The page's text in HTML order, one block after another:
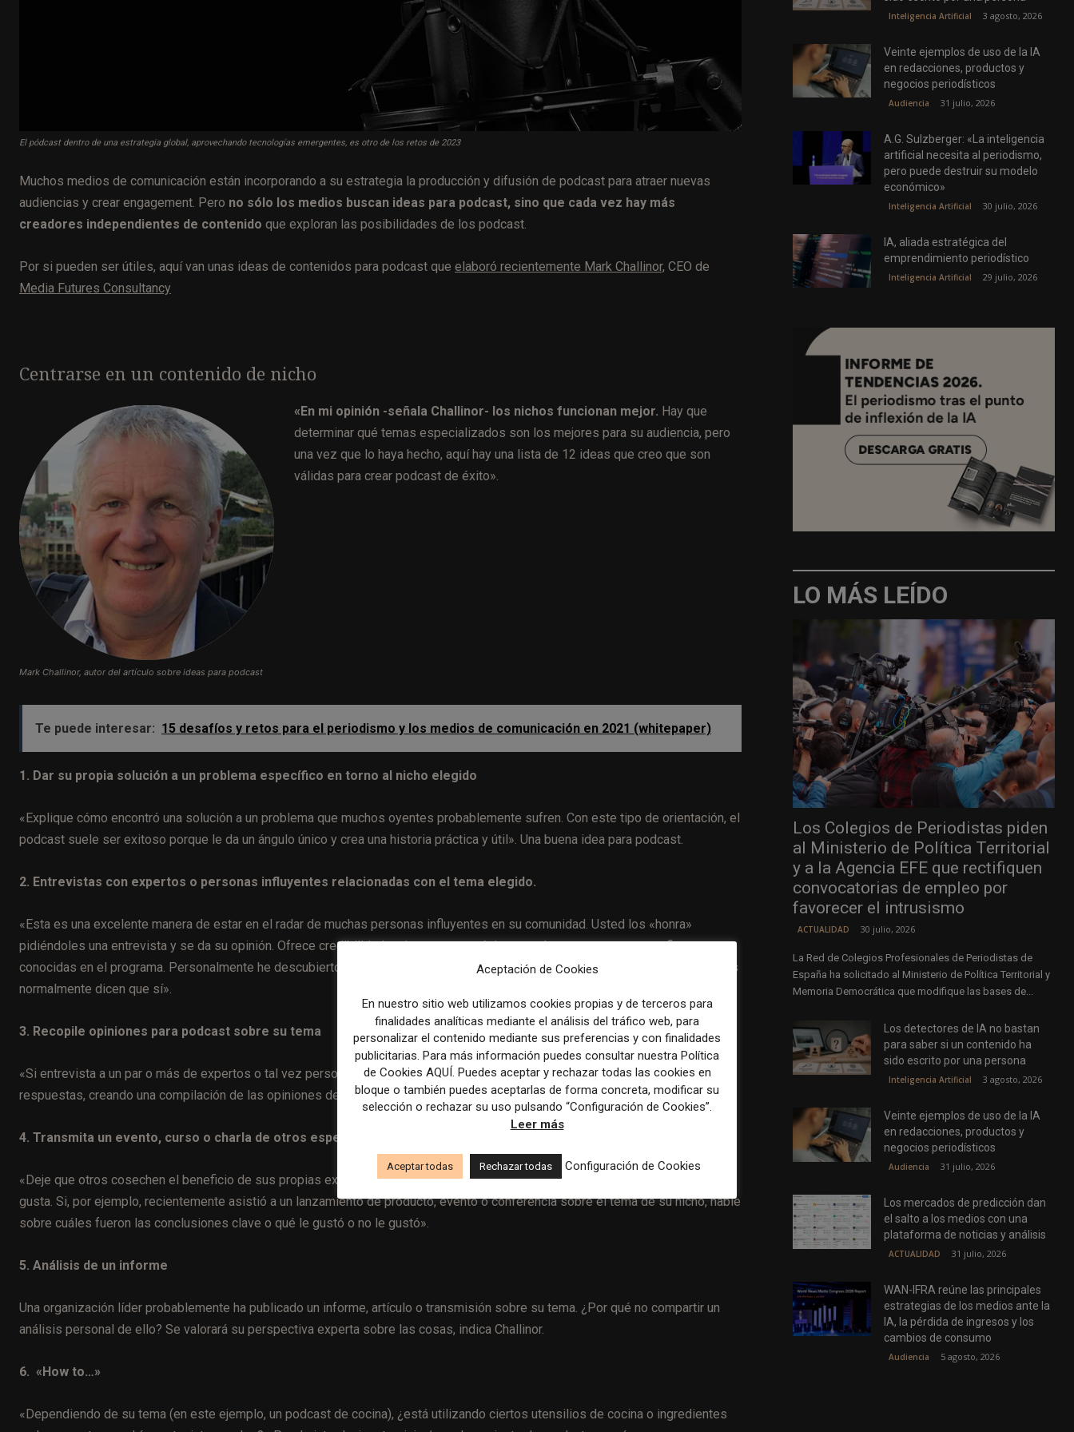
El pódcast dentro de una estrategia global, aprovechando tecnologías emergentes, es otro de los retos de 2023
Muchos medios de comunicación están incorporando a su estrategia la producción y difusión de podcast para atraer nuevas
audiencias y crear engagement. Pero no sólo los medios buscan ideas para podcast, sino que cada vez hay más
creadores independientes de contenido que exploran las posibilidades de los podcast.
Por si pueden ser útiles, aquí van unas ideas de contenidos para podcast que elaboró recientemente Mark Challinor, CEO de
Media Futures Consultancy
Centrarse en un contenido de nicho
Mark Challinor, autor del artículo sobre ideas para podcast
«En mi opinión -señala Challinor- los nichos funcionan mejor. Hay que
determinar qué temas especializados son los mejores para su audiencia, pero
una vez que lo haya hecho, aquí hay una lista de 12 ideas que creo que son
válidas para crear podcast de éxito».
Te puede interesar: 15 desafíos y retos para el periodismo y los medios de comunicación en 2021 (whitepaper)
1. Dar su propia solución a un problema específico en torno al nicho elegido
«Explique cómo encontró una solución a un problema que muchos oyentes probablemente sufren. Con este tipo de orientación, el
podcast suele ser exitoso porque le da un ángulo único y crea una historia práctica y útil». Una buena idea para podcast.
2. Entrevistas con expertos o personas influyentes relacionadas con el tema elegido.
«Esta es una excelente manera de estar en el radar de muchas personas influyentes en su comunidad. Usted los «honra»
pidiéndoles una entrevista y se da su opinión. Ofrece credibilidad y siempre es un éxito entre los oyentes por tener figuras
conocidas en el programa. Personalmente he descubierto que no tengo miedo de preguntarle a celebridades, expertos, etc. Ellos
normalmente dicen que sí».
3. Recopile opiniones para podcast sobre su tema
«Si entrevista a un par o más de expertos o tal vez personas influyentes sobre el mismo tema, puede volver a empaquetar las
respuestas, creando una compilación de las opiniones de expertos sobre ese tema específico».
4. Transmita un evento, curso o charla de otros especialistas
«Deje que otros cosechen el beneficio de sus propias experiencias personales. Están escuchando por una razón: usted les
gusta. Si, por ejemplo, recientemente asistió a un lanzamiento de producto, evento o conferencia sobre el tema de su nicho, hable
sobre cuáles fueron las conclusiones clave o qué le gustó o no le gustó».
5. Análisis de un informe
Una organización líder probablemente ha publicado un informe, artículo o transmisión sobre su tema. ¿Por qué no compartir un
análisis personal de ello? Se valorará su perspectiva experta sobre las cosas, indica Challinor.
6. «How to…»
«Dependiendo de su tema (en este ejemplo, un podcast de cocina), ¿está utilizando ciertos utensilios de cocina o ingredientes
Inteligencia Artificial 3 agosto, 2026
Veinte ejemplos de uso de la IA
en redacciones, productos y
negocios periodísticos
Audiencia 31 julio, 2026
A.G. Sulzberger: «La inteligencia
artificial necesita al periodismo,
pero puede destruir su modelo
económico»
Inteligencia Artificial 30 julio, 2026
IA, aliada estratégica del
emprendimiento periodístico
Inteligencia Artificial 29 julio, 2026
LO MÁS LEÍDO
Los Colegios de Periodistas piden
al Ministerio de Política Territorial
y a la Agencia EFE que rectifiquen
convocatorias de empleo por
favorecer el intrusismo
ACTUALIDAD 30 julio, 2026
La Red de Colegios Profesionales de Periodistas de
España ha solicitado al Ministerio de Política Territorial y
Memoria Democrática que modifique las bases de...
Los detectores de IA no bastan
para saber si un contenido ha
sido escrito por una persona
Inteligencia Artificial 3 agosto, 2026
Veinte ejemplos de uso de la IA
en redacciones, productos y
negocios periodísticos
Audiencia 31 julio, 2026
Los mercados de predicción dan
el salto a los medios con una
plataforma de noticias y análisis
ACTUALIDAD 31 julio, 2026
WAN-IFRA reúne las principales
estrategias de los medios ante la
IA, la pérdida de ingresos y los
cambios de consumo
Audiencia 5 agosto, 2026
Aceptación de Cookies
En nuestro sitio web utilizamos cookies propias y de terceros para
finalidades analíticas mediante el análisis del tráfico web, para
personalizar el contenido mediante sus preferencias y con finalidades
publicitarias. Para más información puedes consultar nuestra Política
de Cookies AQUÍ. Puedes aceptar y rechazar todas las cookies en
bloque o también puedes aceptarlas de forma concreta, modificar su
selección o rechazar su uso pulsando “Configuración de Cookies”.
Leer más
Aceptar todas Rechazar todas Configuración de Cookies